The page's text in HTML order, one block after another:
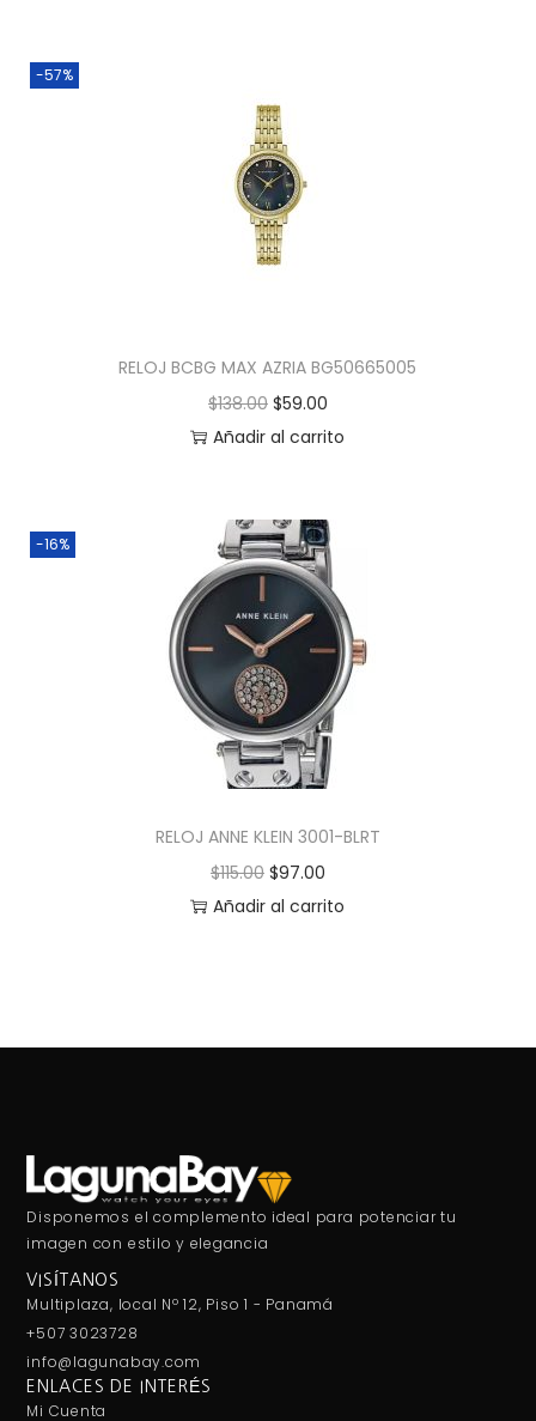
-57%
RELOJ BCBG MAX AZRIA BG50665005
$138.00 $59.00
Añadir al carrito
-16%
RELOJ ANNE KLEIN 3001-BLRT
$115.00 $97.00
Añadir al carrito
Disponemos el complemento ideal para potenciar tu
imagen con estilo y elegancia
VISÍTANOS
Multiplaza, local Nº 12, Piso 1 - Panamá
+507 3023728
info@lagunabay.com
ENLACES DE INTERÉS
Mi Cuenta